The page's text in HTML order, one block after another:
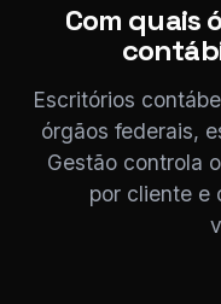
Com quais
Escritórios
órgãos federais,
Gestão controla
por cliente e